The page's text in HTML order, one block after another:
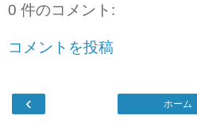
0 件のコメント:
コメントを投稿
‹ ホーム